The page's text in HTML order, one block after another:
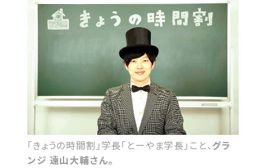
「きょうの時間割」学長「とーやま学長」こと、グラ
ンジ 遠山大輔さん。